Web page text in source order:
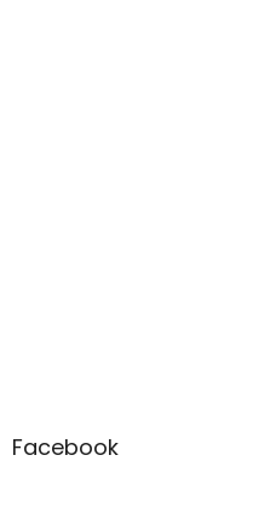
Facebook